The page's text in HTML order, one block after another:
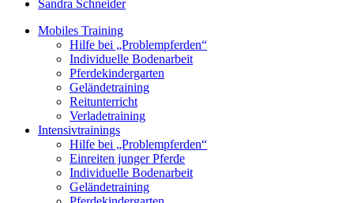
Sandra Schneider
Mobiles Training
Hilfe bei „Problempferden“
Individuelle Bodenarbeit
Pferdekindergarten
Geländetraining
Reitunterricht
Verladetraining
Intensivtrainings
Hilfe bei „Problempferden“
Einreiten junger Pferde
Individuelle Bodenarbeit
Geländetraining